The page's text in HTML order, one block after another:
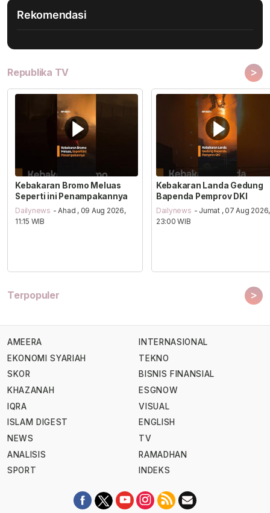
Rekomendasi
Republika TV >
Kebakaran Bromo Meluas
Seperti ini Penampakannya
Dailynews - Ahad , 09 Aug 2026,
11:15 WIB
Kebakaran Landa Gedung
Bapenda Pemprov DKI
Dailynews - Jumat , 07 Aug 2026,
23:00 WIB
Terpopuler >
AMEERA
EKONOMI SYARIAH
SKOR
KHAZANAH
IQRA
ISLAM DIGEST
NEWS
ANALISIS
SPORT
INTERNASIONAL
TEKNO
BISNIS FINANSIAL
ESGNOW
VISUAL
ENGLISH
TV
RAMADHAN
INDEKS